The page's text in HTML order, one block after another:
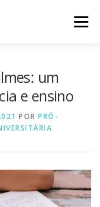
Menu
um
e ensino
POR PRÓ-